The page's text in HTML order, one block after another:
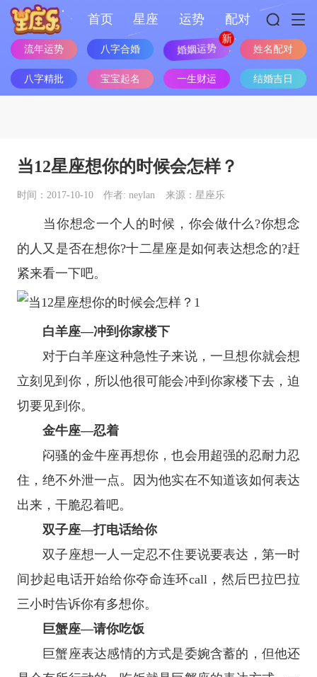
首页 星座 运势 配对
流年运势 八字合婚 婚姻运势 姓名配对
八字精批 宝宝起名 一生财运 结婚吉日
当12星座想你的时候会怎样？
时间：2017-10-10 作者: neylan 来源：星座乐
当你想念一个人的时候，你会做什么?你想念
的人又是否在想你?十二星座是如何表达想念的?赶
紧来看一下吧。
白羊座—冲到你家楼下
对于白羊座这种急性子来说，一旦想你就会想
立刻见到你，所以他很可能会冲到你家楼下去，迫
切要见到你。
金牛座—忍着
闷骚的金牛座再想你，也会用超强的忍耐力忍
住，绝不外泄一点。因为他实在不知道该如何表达
出来，干脆忍着吧。
双子座—打电话给你
双子座想一人一定忍不住要说要表达，第一时
间抄起电话开始给你夺命连环call，然后巴拉巴拉
三小时告诉你有多想你。
巨蟹座—请你吃饭
巨蟹座表达感情的方式是委婉含蓄的，但他还